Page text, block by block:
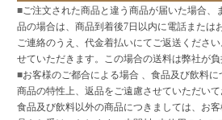
■ご注文された商品と違う商品が届いた場合、
品の場合は、商品到着後7日以内に電話または
ご連絡のうえ、代金着払いにてご返送くださ
せていただきます。この場合の送料は弊社が負
■お客様のご都合による場合 、食品及び飲料に
商品の特性上、返品をご遠慮させていただいて
食品及び飲料以外の商品につきましては、お